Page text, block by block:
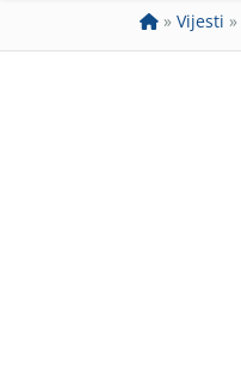
» Vijesti »